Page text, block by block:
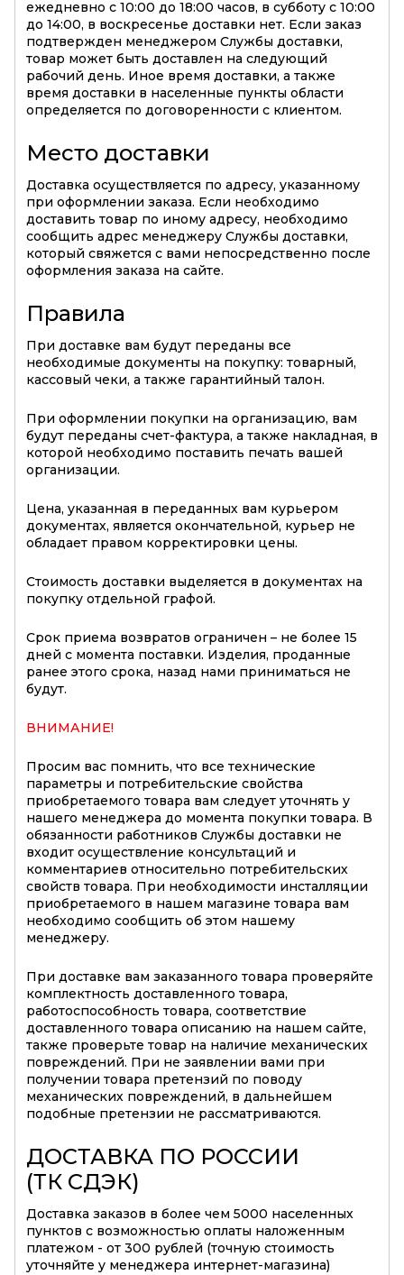
ежедневно с 10:00 до 18:00 часов, в субботу с 10:00
до 14:00, в воскресенье доставки нет. Если заказ
подтвержден менеджером Службы доставки,
товар может быть доставлен на следующий
рабочий день. Иное время доставки, а также
время доставки в населенные пункты области
определяется по договоренности с клиентом.
Место доставки
Доставка осуществляется по адресу, указанному
при оформлении заказа. Если необходимо
доставить товар по иному адресу, необходимо
сообщить адрес менеджеру Службы доставки,
который свяжется с вами непосредственно после
оформления заказа на сайте.
Правила
При доставке вам будут переданы все
необходимые документы на покупку: товарный,
кассовый чеки, а также гарантийный талон.
При оформлении покупки на организацию, вам
будут переданы счет-фактура, а также накладная, в
которой необходимо поставить печать вашей
организации.
Цена, указанная в переданных вам курьером
документах, является окончательной, курьер не
обладает правом корректировки цены.
Стоимость доставки выделяется в документах на
покупку отдельной графой.
Срок приема возвратов ограничен – не более 15
дней с момента поставки. Изделия, проданные
ранее этого срока, назад нами приниматься не
будут.
ВНИМАНИЕ!
Просим вас помнить, что все технические
параметры и потребительские свойства
приобретаемого товара вам следует уточнять у
нашего менеджера до момента покупки товара. В
обязанности работников Службы доставки не
входит осуществление консультаций и
комментариев относительно потребительских
свойств товара. При необходимости инсталляции
приобретаемого в нашем магазине товара вам
необходимо сообщить об этом нашему
менеджеру.
При доставке вам заказанного товара проверяйте
комплектность доставленного товара,
работоспособность товара, соответствие
доставленного товара описанию на нашем сайте,
также проверьте товар на наличие механических
повреждений. При не заявлении вами при
получении товара претензий по поводу
механических повреждений, в дальнейшем
подобные претензии не рассматриваются.
ДОСТАВКА ПО РОССИИ
(ТК СДЭК)
Доставка заказов в более чем 5000 населенных
пунктов с возможностью оплаты наложенным
платежом - от 300 рублей (точную стоимость
уточняйте у менеджера интернет-магазина)